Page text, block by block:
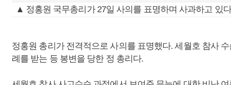
▲ 정홍원 국무총리가 27일 사의를 표명하며 사과하고 있
정홍원 총리가 전격적으로 사의를 표명했다. 세월호 참사
례를 받는 등 봉변을 당한 정 총리다.